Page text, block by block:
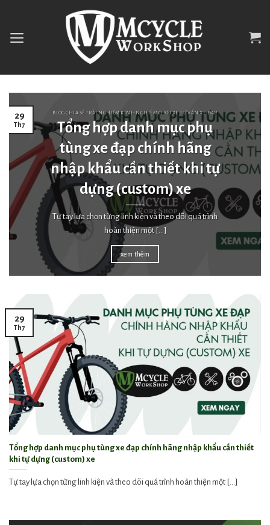
content
BLOG CHIA SẺ TRẢI NGHIỆM KINH NGHIỆM CHƠI XE TƯ VẤN XE ĐẠP
Tổng hợp danh mục phụ
tùng xe đạp chính hãng
nhập khẩu cần thiết khi tự
dựng (custom) xe
Tự tay lựa chọn từng linh kiện và theo dõi quá trình
hoàn thiện một [...]
xem thêm
29
Th7
Tổng hợp danh mục phụ tùng xe đạp chính hãng nhập khẩu cần thiết
khi tự dựng (custom) xe
Tự tay lựa chọn từng linh kiện và theo dõi quá trình hoàn thiện một [...]
29
Th7